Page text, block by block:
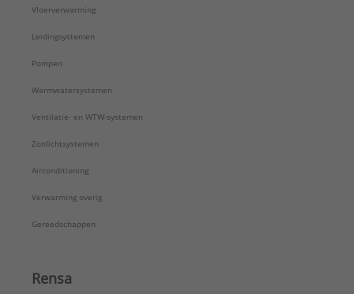
Vloerverwarming
Leidingsystemen
Pompen
Warmwatersystemen
Ventilatie- en WTW-systemen
Zonlichtsystemen
Airconditioning
Verwarming overig
Gereedschappen
Rensa